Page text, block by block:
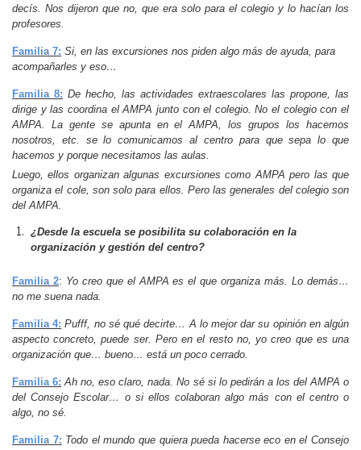
decís. Nos dijeron que no, que era solo para el colegio y lo hacían los
profesores.
Familia 7: Si, en las excursiones nos piden algo más de ayuda, para
acompañarles y eso…
Familia 8: De hecho, las actividades extraescolares las propone, las
dirige y las coordina el AMPA junto con el colegio. No el colegio con el
AMPA. La gente se apunta en el AMPA, los grupos los hacemos
nosotros, etc. se lo comunicamos al centro para que sepa lo que
hacemos y porque necesitamos las aulas.
Luego, ellos organizan algunas excursiones como AMPA pero las que
organiza el cole, son solo para ellos. Pero las generales del colegio son
del AMPA.
¿Desde la escuela se posibilita su colaboración en la
organización y gestión del centro?
Familia 2: Yo creo que el AMPA es el que organiza más. Lo demás…
no me suena nada.
Familia 4: Pufff, no sé qué decirte… A lo mejor dar su opinión en algún
aspecto concreto, puede ser. Pero en el resto no, yo creo que es una
organización que… bueno… está un poco cerrado.
Familia 6: Ah no, eso claro, nada. No sé si lo pedirán a los del AMPA o
del Consejo Escolar… o si ellos colaboran algo más con el centro o
algo, no sé.
Familia 7: Todo el mundo que quiera pueda hacerse eco en el Consejo